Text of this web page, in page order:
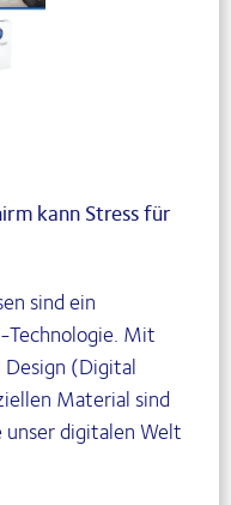
kann Stress für
sind ein
Technologie. Mit
(Digital
Material sind
digitalen Welt